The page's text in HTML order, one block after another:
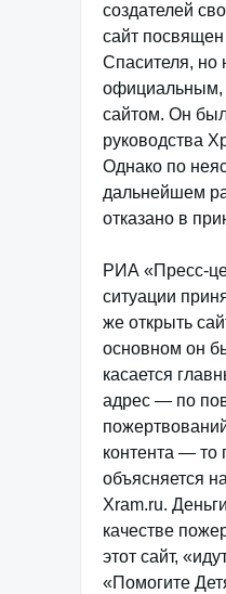
создателей
сайт
Спасителя, но
официальным,
сайтом. Он
руководства
Однако по
дальнейшем
отказано в
РИА «Пресс-
ситуации
же открыть
основном он
касается
адрес — по
контента — то
объясняется
Xram.ru.
качестве
этот сайт,
«Помогите